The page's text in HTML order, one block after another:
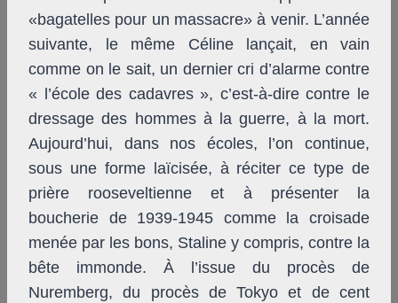
«bagatelles pour un massacre» à venir. L’année
suivante, le même Céline lançait, en vain
comme on le sait, un dernier cri d’alarme contre
« l’école des cadavres », c’est-à-dire contre le
dressage des hommes à la guerre, à la mort.
Aujourd’hui, dans nos écoles, l’on continue,
sous une forme laïcisée, à réciter ce type de
prière rooseveltienne et à présenter la
boucherie de 1939-1945 comme la croisade
menée par les bons, Staline y compris, contre la
bête immonde. À l’issue du procès de
Nuremberg, du procès de Tokyo et de cent